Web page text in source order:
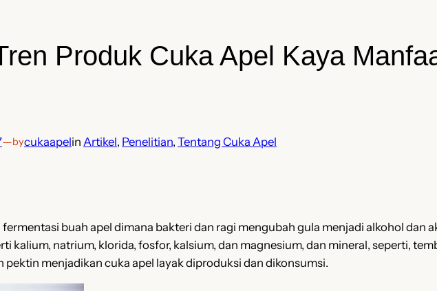
Produk Cuka Apel Kaya
—bycukaapelin Artikel, Penelitian, Tentang Cuka Apel
buah apel dimana bakteri dan ragi mengubah gula menjadi alkohol dan
kalium, natrium, klorida, fosfor, kalsium, dan magnesium, dan mineral, seperti,
pektin menjadikan cuka apel layak diproduksi dan dikonsumsi.